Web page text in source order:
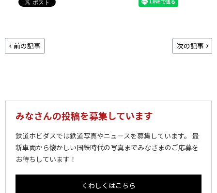
前の記事 次の記事
みなさんの投稿を募集しています
鉄道ホビダスでは鉄道写真やニュースを募集しています。 最
新車両から懐かしい国鉄時代の写真までみなさまのご応募を
お待ちしています！
くわしくはこちら